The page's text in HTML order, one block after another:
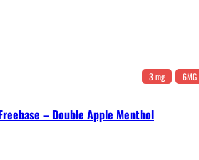
3 mg 6MG
– Double Apple Menthol